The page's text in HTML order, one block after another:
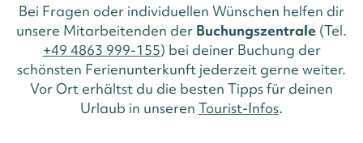
Bei Fragen oder individuellen Wünschen helfen dir
unsere Mitarbeitenden der Buchungszentrale (Tel.
+49 4863 999-155) bei deiner Buchung der
schönsten Ferienunterkunft jederzeit gerne weiter.
Vor Ort erhältst du die besten Tipps für deinen
Urlaub in unseren Tourist-Infos.